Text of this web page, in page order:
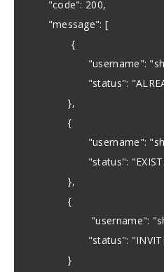
"code": 200,
"message": [
{
"username": "
"status":
},
{
"username": "
"status":
},
{
"username": "
"status":
}